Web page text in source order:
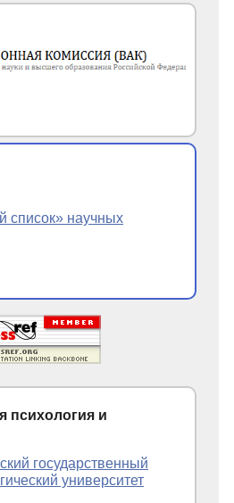
список» научных
психология и
государственный
университет